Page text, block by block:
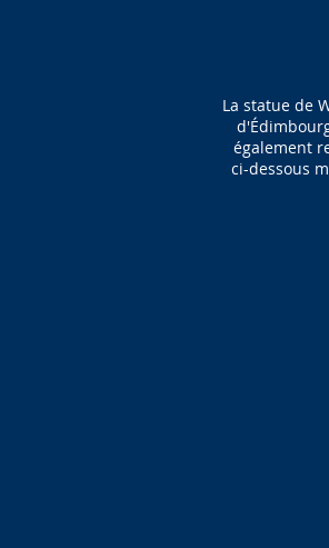
La statue de
également
ci-dessous